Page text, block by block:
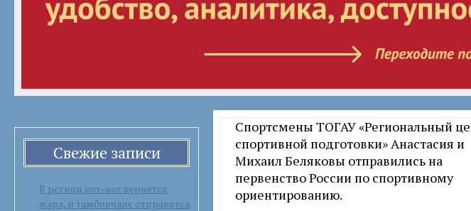
Свежие записи
В регион вот-вот вернётся
жара, и тамбовчане отправятся
Спортсмены ТОГАУ «Региональный
спортивной подготовки» Анастасия и
Михаил Беляковы отправились на
первенство России по спортивному
ориентированию.